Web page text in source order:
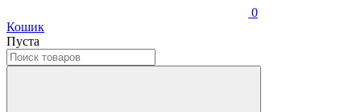
0
Кошик
Пуста